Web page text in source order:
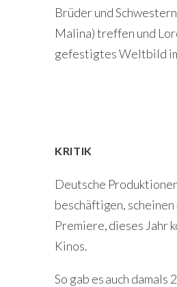
Brüder und
Malina) treffen und
gefestigtes Weltbild
KRITIK
Deutsche
beschäftigen,
Premiere, dieses Jahr
Kinos.
So gab es auch